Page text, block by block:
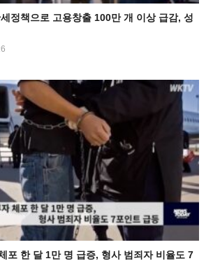
정책으로 고용창출 100만 개 이상 급감, 성
포 한 달 1만 명 급증, 형사 범죄자 비율도 7